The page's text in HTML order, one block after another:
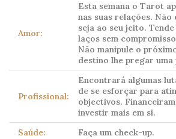
Amor:
Esta semana o Tarot
nas suas relações.
seja ao seu jeito.
laços sem
Não manipule o
destino lhe pregar
Profissional:
Encontrará algumas
de se esforçar para
objectivos.
investir mais em si.
Saúde:
Faça um check-up.